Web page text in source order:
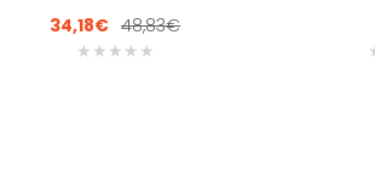
34,18€ 48,83€
★ ★ ★ ★ ★